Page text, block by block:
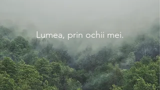
Lumea, prin ochii mei.